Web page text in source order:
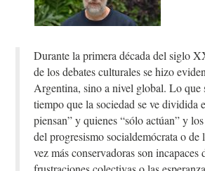
Durante la primera década del siglo
de los debates culturales se hizo
Argentina, sino a nivel global. Lo que
tiempo que la sociedad se ve dividida
piensan” y quienes “sólo actúan” y
del progresismo socialdemócrata o de
vez más conservadoras son incapaces